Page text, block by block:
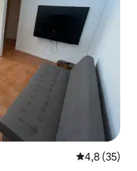
4,8 de uma
4,8 (35)